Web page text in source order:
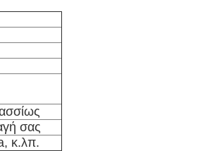
σας
κ.λπ.